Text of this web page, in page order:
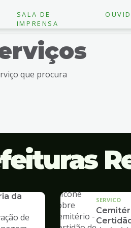
SALA DE
IMPRENSA
que procura
da
de
SERVICO